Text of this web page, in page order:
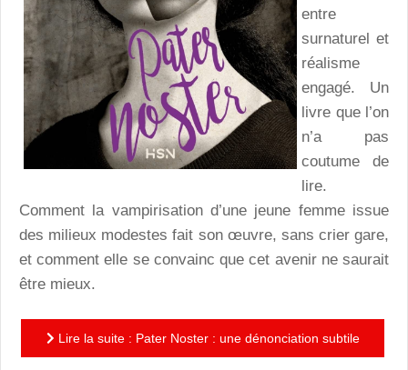
entre
surnaturel et
réalisme
engagé. Un
livre que l’on
n’a pas
coutume de
lire.
Comment la vampirisation d’une jeune femme issue
des milieux modestes fait son œuvre, sans crier gare,
et comment elle se convainc que cet avenir ne saurait
être mieux.
Lire la suite : Pater Noster : une dénonciation subtile